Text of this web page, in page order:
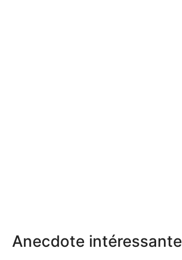
Anecdote intéressante